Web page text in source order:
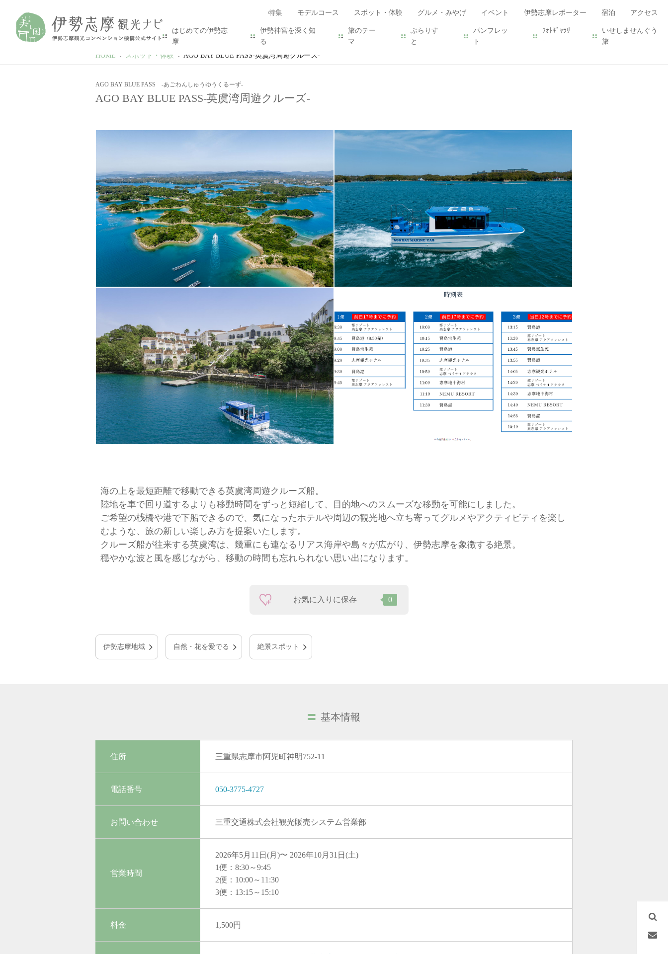
特集 モデルコース スポット・体験 グルメ・みやげ イベント 伊勢志摩レポーター 宿泊 アクセス
はじめての伊勢志
摩
伊勢神宮を深く知
る
旅のテー
マ
ぶらりす
と
パンフレッ
ト
ﾌｫﾄｷﾞｬﾗﾘ
ｰ
いせしませんぐう
旅
HOME スポット・体験 AGO BAY BLUE PASS-英虞湾周遊クルーズ-
AGO BAY BLUE PASS -あごわんしゅうゆうくるーず-
AGO BAY BLUE PASS-英虞湾周遊クルーズ-
海の上を最短距離で移動できる英虞湾周遊クルーズ船。
陸地を車で回り道するよりも移動時間をずっと短縮して、目的地へのスムーズな移動を可能にしました。
ご希望の桟橋や港で下船できるので、気になったホテルや周辺の観光地へ立ち寄ってグルメやアクティビティを楽し
むような、旅の新しい楽しみ方を提案いたします。
クルーズ船が往来する英虞湾は、幾重にも連なるリアス海岸や島々が広がり、伊勢志摩を象徴する絶景。
穏やかな波と風を感じながら、移動の時間も忘れられない思い出になります。
お気に入りに保存 0
伊勢志摩地域 自然・花を愛でる 絶景スポット
基本情報
住所 三重県志摩市阿児町神明752-11
電話番号 050-3775-4727
お問い合わせ 三重交通株式会社観光販売システム営業部
営業時間
2026年5月11日(月)〜 2026年10月31日(土)
1便：8:30～9:45
2便：10:00～11:30
3便：13:15～15:10
料金 1,500円